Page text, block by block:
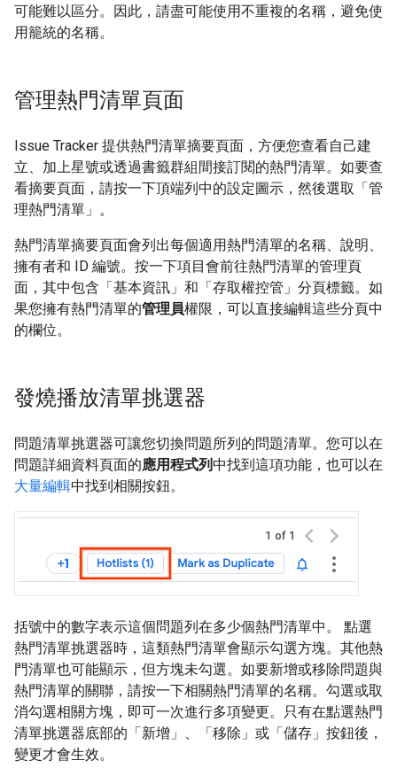
可能難以區分。因此，請盡可能使用不重複的名稱，避免使
用籠統的名稱。
管理熱門清單頁面
Issue Tracker 提供熱門清單摘要頁面，方便您查看自己建
立、加上星號或透過書籤群組間接訂閱的熱門清單。如要查
看摘要頁面，請按一下頂端列中的設定圖示，然後選取「管
理熱門清單」 。
熱門清單摘要頁面會列出每個適用熱門清單的名稱、說明、
擁有者和 ID 編號。按一下項目會前往熱門清單的管理頁
面，其中包含「基本資訊」 和「存取權控管」 分頁標籤。如
果您擁有熱門清單的管理員權限，可以直接編輯這些分頁中
的欄位。
發燒播放清單挑選器
問題清單挑選器可讓您切換問題所列的問題清單。您可以在
問題詳細資料頁面的應用程式列中找到這項功能，也可以在
大量編輯中找到相關按鈕。
括號中的數字表示這個問題列在多少個熱門清單中。 點選
熱門清單挑選器時，這類熱門清單會顯示勾選方塊。其他熱
門清單也可能顯示，但方塊未勾選。如要新增或移除問題與
熱門清單的關聯，請按一下相關熱門清單的名稱。勾選或取
消勾選相關方塊，即可一次進行多項變更。只有在點選熱門
清單挑選器底部的「新增」 、「移除」 或「儲存」 按鈕後，
變更才會生效。